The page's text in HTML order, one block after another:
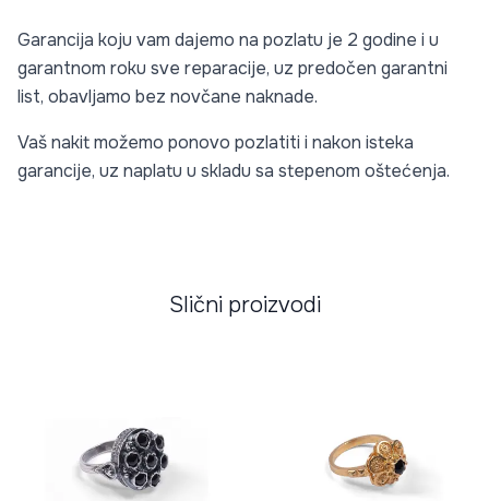
Garancija koju vam dajemo na pozlatu je 2 godine i u
garantnom roku sve reparacije, uz predočen garantni
list, obavljamo bez novčane naknade.
Vaš nakit možemo ponovo pozlatiti i nakon isteka
garancije, uz naplatu u skladu sa stepenom oštećenja.
Slični proizvodi